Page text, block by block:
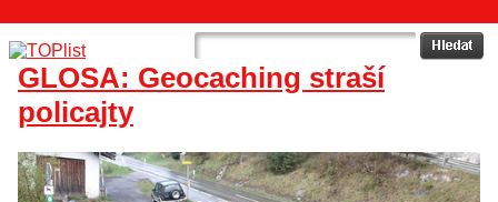
GLOSA: Geocaching straší
policajty